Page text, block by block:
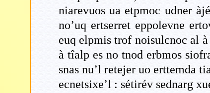
niarevuos ua etpmoc udner
no’uq ertserret eppolevne
euq elpmis trof noisulcnoc al
à tîalp es no tnod erbmos
snas nu’l retejer uo erttemda
ecnetsixe’l : sétirév sednarg